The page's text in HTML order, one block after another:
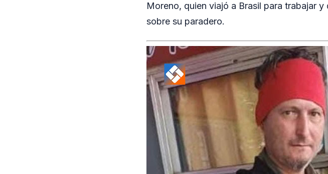
Moreno, quien viajó a Brasil para trabajar
sobre su paradero.